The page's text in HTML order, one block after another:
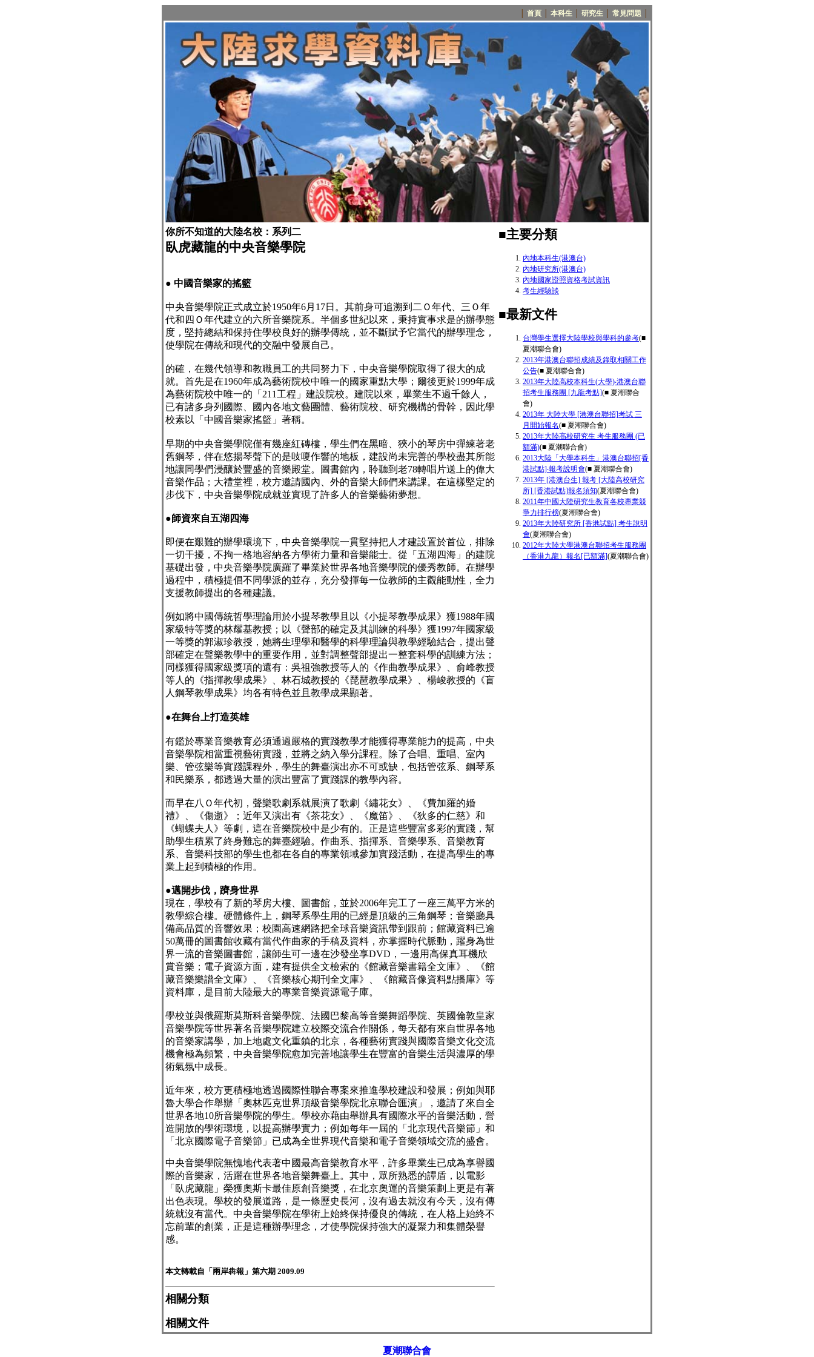
首頁 本科生 研究生 常見問題
你所不知道的大陸名校：系列二
臥虎藏龍的中央音樂學院
● 中國音樂家的搖籃
中央音樂學院正式成立於1950年6月 17日。其前身可追溯到二Ｏ年代、三Ｏ年
代和四Ｏ年代建立的六所音樂院系。半個多世紀以來，秉持實事求是的辦學態
度，堅持總結和保持住學校良好的辦學傳統，並不斷賦予它當代的辦學理念，
使學院在傳統和現代的交融中發展自己。
的確，在幾代領導和教職員工的共同努力下，中央音樂學院取得了很大的成
就。首先是在1960年成為藝術院校中唯一的國家重點大學；爾後更於1999年成
為藝術院校中唯一的「 211 工程」建設院校。建院以來，畢業生不過千餘人，
已有諸多身列國際、國內各地文藝團體、藝術院校、研究機構的骨幹，因此學
校素以「中國音樂家搖籃」著稱。
早期的中央音樂學院僅有幾座紅磚樓，學生們在黑暗、狹小的琴房中彈練著老
舊鋼琴，伴在悠揚琴聲下的是吱嗄作響的地板，建設尚未完善的學校盡其所能
地讓同學們浸釀於豐盛的音樂殿堂。圖書館內，聆聽到老78轉唱片送上的偉大
音樂作品；大禮堂裡，校方邀請國內、外的音樂大師們來講課。在這樣堅定的
步伐下，中央音樂學院成就並實現了許多人的音樂藝術夢想。
●師資來自五湖四海
即便在艱難的辦學環境下，中央音樂學院一貫堅持把人才建設置於首位，排除
一切干擾，不拘一格地容納各方學術力量和音樂能士。從「五湖四海」的建院
基礎出發，中央音樂學院廣羅了畢業於世界各地音樂學院的優秀教師。在辦學
過程中，積極提倡不同學派的並存，充分發揮每一位教師的主觀能動性，全力
支援教師提出的各種建議。
例如將中國傳統哲學理論用於小提琴教學且以《小提琴教學成果》獲1988年國
家級特等獎的林耀基教授；以《聲部的確定及其訓練的科學》獲1997年國家級
一等獎的郭淑珍教授，她將生理學和醫學的科學理論與教學經驗結合，提出聲
部確定在聲樂教學中的重要作用，並對調整聲部提出一整套科學的訓練方法；
同樣獲得國家級獎項的還有：吳祖強教授等人的《作曲教學成果》、俞峰教授
等人的《指揮教學成果》、林石城教授的《琵琶教學成果》、楊峻教授的《盲
人鋼琴教學成果》均各有特色並且教學成果顯著。
●在舞台上打造英雄
有鑑於專業音樂教育必須通過嚴格的實踐教學才能獲得專業能力的提高，中央
音樂學院相當重視藝術實踐，並將之納入學分課程。除了合唱、重唱、室內
樂、管弦樂等實踐課程外，學生的舞臺演出亦不可或缺，包括管弦系、鋼琴系
和民樂系，都透過大量的演出豐富了實踐課的教學內容。
而早在八Ｏ年代初，聲樂歌劇系就展演了歌劇《繡花女》、《費加羅的婚
禮》、《傷逝》；近年又演出有《茶花女》、《魔笛》、《狄多的仁慈》和
《蝴蝶夫人》等劇，這在音樂院校中是少有的。正是這些豐富多彩的實踐，幫
助學生積累了終身難忘的舞臺經驗。作曲系、指揮系、音樂學系、音樂教育
系、音樂科技部的學生也都在各自的專業領域參加實踐活動，在提高學生的專
業上起到積極的作用。
●邁開步伐，躋身世界
現在，學校有了新的琴房大樓、圖書館，並於2006年完工了一座三萬平方米的
教學綜合樓。硬體條件上，鋼琴系學生用的已經是頂級的三角鋼琴；音樂廳具
備高品質的音響效果；校園高速網路把全球音樂資訊帶到跟前；館藏資料已逾
50萬冊的圖書館收藏有當代作曲家的手稿及資料，亦掌握時代脈動，躍身為世
界一流的音樂圖書館，讓師生可一邊在沙發坐享DVD ，一邊用高保真耳機欣
賞音樂；電子資源方面，建有提供全文檢索的《館藏音樂書籍全文庫》、《館
藏音樂樂譜全文庫》、《音樂核心期刊全文庫》、《館藏音像資料點播庫》等
資料庫，是目前大陸最大的專業音樂資源電子庫。
學校並與俄羅斯莫斯科音樂學院、法國巴黎高等音樂舞蹈學院、英國倫敦皇家
音樂學院等世界著名音樂學院建立校際交流合作關係，每天都有來自世界各地
的音樂家講學，加上地處文化重鎮的北京，各種藝術實踐與國際音樂文化交流
機會極為頻繁，中央音樂學院愈加完善地讓學生在豐富的音樂生活與濃厚的學
術氣氛中成長。
近年來，校方更積極地透過國際性聯合專案來推進學校建設和發展；例如與耶
魯大學合作舉辦「奧林匹克世界頂級音樂學院北京聯合匯演」，邀請了來自全
世界各地10所音樂學院的學生。學校亦藉由舉辦具有國際水平的音樂活動，營
造開放的學術環境，以提高辦學實力；例如每年一屆的「北京現代音樂節」和
「北京國際電子音樂節」已成為全世界現代音樂和電子音樂領域交流的盛會。
中央音樂學院無愧地代表著中國最高音樂教育水平，許多畢業生已成為享譽國
際的音樂家，活躍在世界各地音樂舞臺上。其中，眾所熟悉的譚盾，以電影
「臥虎藏龍」榮獲奧斯卡最佳原創音樂獎，在北京奧運的音樂策劃上更是有著
出色表現。學校的發展道路，是一條歷史長河，沒有過去就沒有今天，沒有傳
統就沒有當代。中央音樂學院在學術上始終保持優良的傳統，在人格上始終不
忘前輩的創業，正是這種辦學理念，才使學院保持強大的凝聚力和集體榮譽
感。
本文轉載自「兩岸犇報」第六期 2009.09
相關分類
相關文件
■主要分類
內地本科生(港澳台)
內地研究所(港澳台)
內地國家證照資格考試資訊
考生經驗談
■最新文件
台灣學生選擇大陸學校與學科的參考(■
夏潮聯合會)
2013年港澳台聯招成績及錄取相關工作
公告(■ 夏潮聯合會)
2013年大陸高校本科生(大學)‧港澳台聯
招考生服務團 [九龍考點](■ 夏潮聯合
會)
2013年 大陸大學 [港澳台聯招]考試 三
月開始報名(■ 夏潮聯合會)
2013年大陸高校研究生 考生服務團 (已
額滿)(■ 夏潮聯合會)
2013大陸「大學本科生」港澳台聯招[香
港試點]‧報考說明會(■ 夏潮聯合會)
2013年 [港澳台生] 報考 [大陸高校研究
所] [香港試點]報名須知(夏潮聯合會)
2011年中國大陸研究生教育各校專業競
爭力排行榜(夏潮聯合會)
2013年大陸研究所 [香港試點] 考生說明
會(夏潮聯合會)
2012年大陸大學港澳台聯招考生服務團
（香港九龍）報名[已額滿](夏潮聯合會)
夏潮聯合會